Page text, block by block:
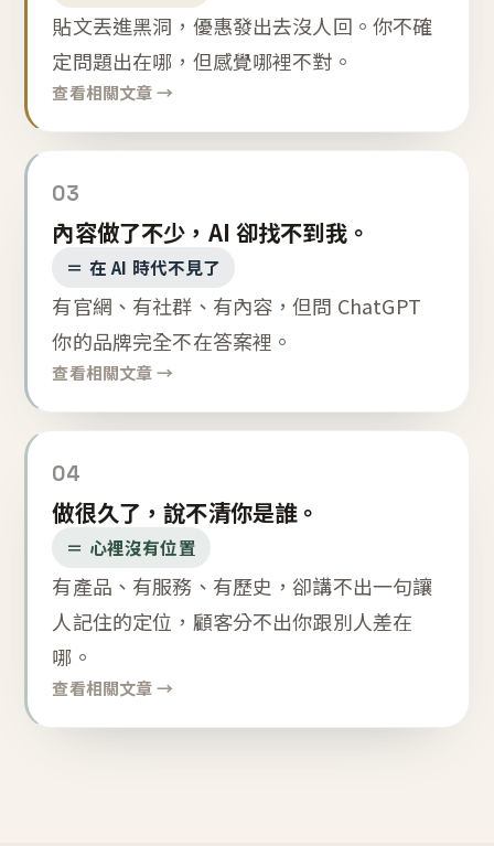
貼文丟進黑洞，優惠發出去沒人回。你不確
定問題出在哪，但感覺哪裡不對。
查看相關文章 →
03
內容做了不少，AI 卻找不到我。
＝ 在 AI 時代不見了
有官網、有社群、有內容，但問 ChatGPT
你的品牌完全不在答案裡。
查看相關文章 →
04
做很久了，說不清你是誰。
＝ 心裡沒有位置
有產品、有服務、有歷史，卻講不出一句讓
人記住的定位，顧客分不出你跟別人差在
哪。
查看相關文章 →